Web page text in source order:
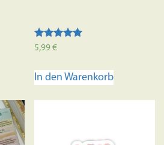
Bewertet mit
5,99€
In den Warenkorb